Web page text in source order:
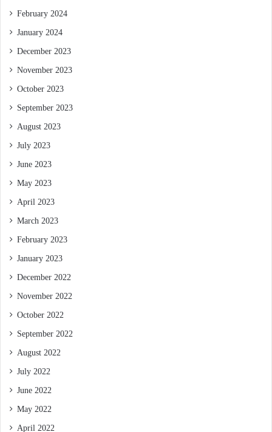
February 2024
January 2024
December 2023
November 2023
October 2023
September 2023
August 2023
July 2023
June 2023
May 2023
April 2023
March 2023
February 2023
January 2023
December 2022
November 2022
October 2022
September 2022
August 2022
July 2022
June 2022
May 2022
April 2022